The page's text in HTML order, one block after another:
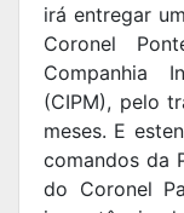
irá entregar
Coronel
Companhia
(CIPM), pelo
meses. E
comandos da
do Coronel